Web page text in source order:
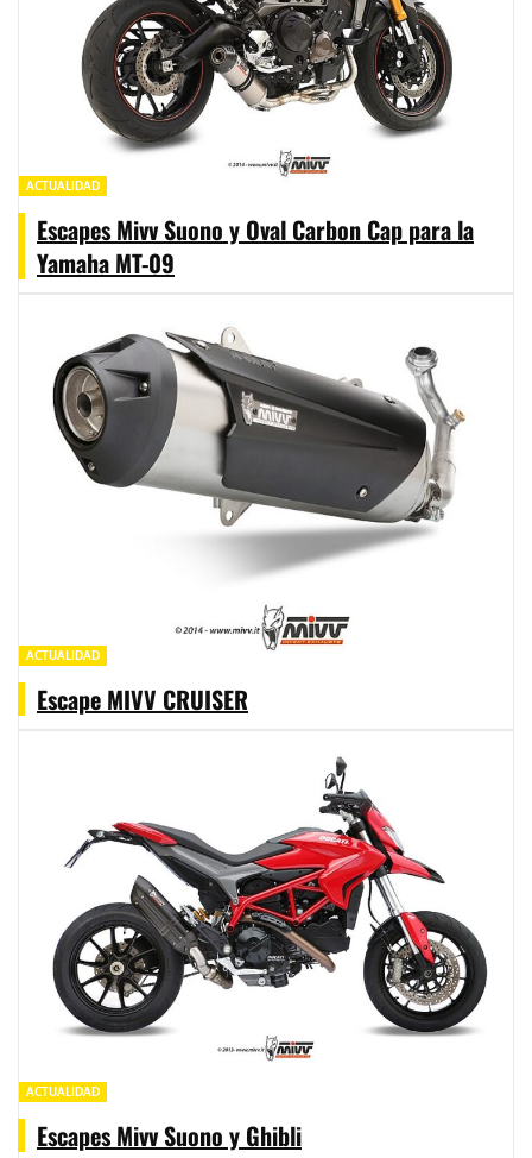
ACTUALIDAD
Escapes Mivv Suono y Oval Carbon Cap para la
Yamaha MT-09
ACTUALIDAD
Escape MIVV CRUISER
ACTUALIDAD
Escapes Mivv Suono y Ghibli